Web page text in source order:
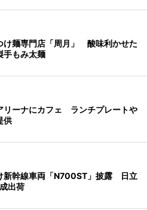
け麺専門店「周月」 酸味利かせた
手もみ太麺
リーナにカフェ ランチプレートや
供
新幹線車両「N700ST」披露 日立
出荷